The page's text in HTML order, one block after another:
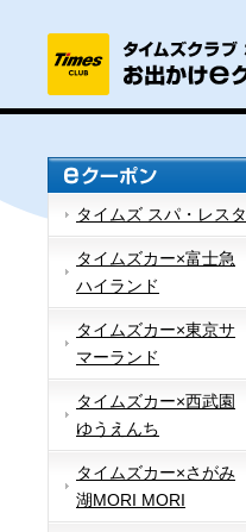
タイムズ スパ・レスタ
タイムズカー×富士急
ハイランド
タイムズカー×東京サ
マーランド
タイムズカー×西武園
ゆうえんち
タイムズカー×さがみ
湖MORI MORI